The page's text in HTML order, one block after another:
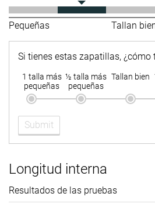
Pequeñas Tallan
Si tienes estas zapatillas, ¿cómo
1 talla más
pequeñas
½ talla más
pequeñas
Tallan bien
Submit
Longitud interna
Resultados de las pruebas